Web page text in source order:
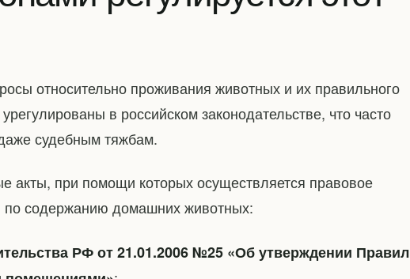
относительно проживания животных и их правильного
в российском законодательстве, что часто
судебным тяжбам.
акты, при помощи которых осуществляется правовое
по содержанию домашних животных:
РФ от 21.01.2006 №25 «Об утверждении Правил